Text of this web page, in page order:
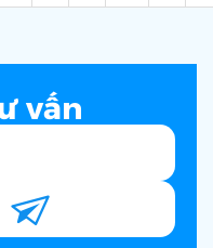
vấn